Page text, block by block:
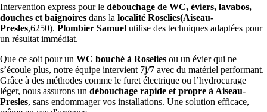
Intervention express pour le débouchage de WC, éviers, lavabos,
douches et baignoires dans la localité Roselies(Aiseau-
Presles,6250). Plombier Samuel utilise des techniques adaptées pour
un résultat immédiat.
Que ce soit pour un WC bouché à Roselies ou un évier qui ne
s’écoule plus, notre équipe intervient 7j/7 avec du matériel performant.
Grâce à des méthodes comme le furet électrique ou l’hydrocurage
léger, nous assurons un débouchage rapide et propre à Aiseau-
Presles, sans endommager vos installations. Une solution efficace,